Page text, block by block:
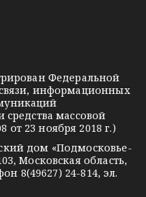
Федеральной
информационных
средства массовой
23 ноября 2018 г.)
дом «Подмосковье-
Московская область,
8(49627) 24-814, эл.